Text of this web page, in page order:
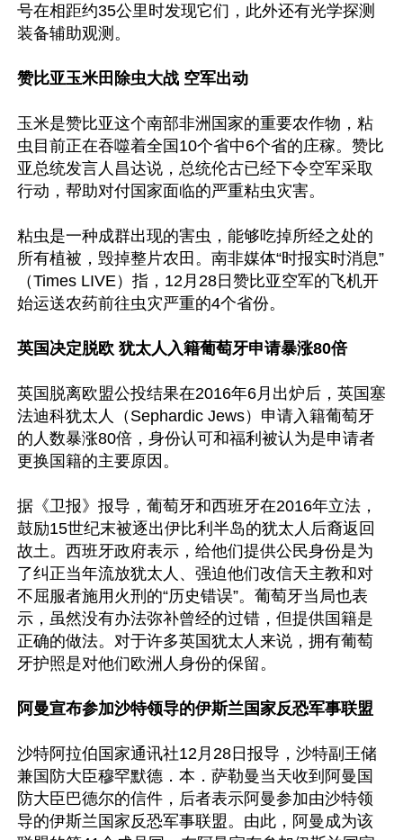
号在相距约35公里时发现它们，此外还有光学探测
装备辅助观测。
赞比亚玉米田除虫大战 空军出动
玉米是赞比亚这个南部非洲国家的重要农作物，粘
虫目前正在吞噬着全国10个省中6个省的庄稼。赞比
亚总统发言人昌达说，总统伦古已经下令空军采取
行动，帮助对付国家面临的严重粘虫灾害。
粘虫是一种成群出现的害虫，能够吃掉所经之处的
所有植被，毁掉整片农田。南非媒体“时报实时消息”
（Times LIVE）指，12月28日赞比亚空军的飞机开
始运送农药前往虫灾严重的4个省份。
英国决定脱欧 犹太人入籍葡萄牙申请暴涨80倍
英国脱离欧盟公投结果在2016年6月出炉后，英国塞
法迪科犹太人（Sephardic Jews）申请入籍葡萄牙
的人数暴涨80倍，身份认可和福利被认为是申请者
更换国籍的主要原因。
据《卫报》报导，葡萄牙和西班牙在2016年立法，
鼓励15世纪末被逐出伊比利半岛的犹太人后裔返回
故土。西班牙政府表示，给他们提供公民身份是为
了纠正当年流放犹太人、强迫他们改信天主教和对
不屈服者施用火刑的“历史错误”。葡萄牙当局也表
示，虽然没有办法弥补曾经的过错，但提供国籍是
正确的做法。对于许多英国犹太人来说，拥有葡萄
牙护照是对他们欧洲人身份的保留。
阿曼宣布参加沙特领导的伊斯兰国家反恐军事联盟
沙特阿拉伯国家通讯社12月28日报导，沙特副王储
兼国防大臣穆罕默德．本．萨勒曼当天收到阿曼国
防大臣巴德尔的信件，后者表示阿曼参加由沙特领
导的伊斯兰国家反恐军事联盟。由此，阿曼成为该